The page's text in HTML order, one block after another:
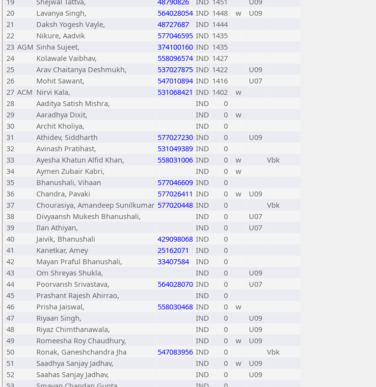
20
Lavanya Singh, 564028054 IND 1448 w
U09
21
Daksh Yogesh Vayle, 48727687 IND 1444
22
Nikure, Aadvik 577046595 IND 1435
23 AGM Sinha Sujeet, 374100160 IND 1435
24
Kolawale Vaibhav, 558096574 IND 1427
25
Arav Chaitanya Deshmukh, 537027875 IND 1422
U09
26
Mohit Sawant, 547010894 IND 1416
U07
27 ACM Nirvi Kala, 531068421 IND 1402
w
28
Aaditya Satish Mishra, IND
0
29
Aaradhya Dixit, IND 0
w
30
Archit Kholiya, IND
0
31
Athidev, Siddharth 577027230 IND 0
U09
32
Avinash Pratihast, 531049389 IND
0
33
Ayesha Khatun Alfid Khan, 558031006 IND 0 w
Vbk
34
Aymen Zubair Kabri, IND 0
w
35
Bhanushali, Vihaan 577046609 IND
0
36
Chandra, Pavaki 577026411 IND 0 w
U09
37
Chourasiya, Amandeep Sunilkumar 577020448 IND 0
Vbk
38
Divyaansh Mukesh Bhanushali, IND 0
U07
39
Ilan Athiyan, IND 0
U07
40
Jaivik, Bhanushali 429098068 IND
0
41
Kanetkar, Amey 25162071 IND
0
42
Mayan Praful Bhanushali, 33407584 IND
0
43
Om Shreyas Shukla, IND 0
U09
44
Poorvansh Srivastava, 564028070 IND 0
U07
45
Prashant Rajesh Ahirrao, IND
0
46
Prisha Jaiswal, 558030468 IND 0
w
47
Riyaan Singh, IND 0
U09
48
Riyaz Chimthanawala, IND 0
U09
49
Romeesha Roy Chaudhury, IND 0 w
U09
50
Ronak, Ganeshchandra Jha 547083956 IND 0
Vbk
51
Saadhya Sanjay Jadhav, IND 0 w
U09
52
Saahas Sanjay Jadhav, IND 0
U09